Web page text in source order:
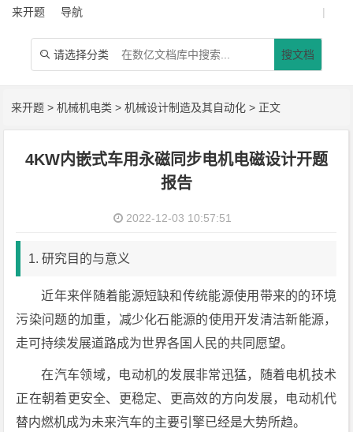
来开题 导航 |
 请选择分类 搜文档
来开题 >机械机电类 >机械设计制造及其自动化 > 正文
4KW内嵌式车用永磁同步电机电磁设计开题
报告
2022-12-03 10:57:51
1. 研究目的与意义
近年来伴随着能源短缺和传统能源使用带来的的环境
污染问题的加重，减少化石能源的使用开发清洁新能源，
走可持续发展道路成为世界各国人民的共同愿望。
在汽车领域，电动机的发展非常迅猛，随着电机技术
正在朝着更安全、更稳定、更高效的方向发展，电动机代
替内燃机成为未来汽车的主要引擎已经是大势所趋。